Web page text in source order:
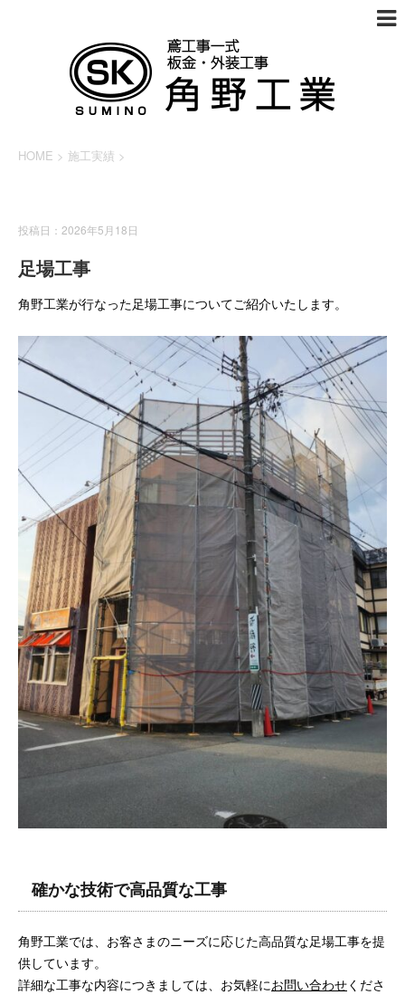
HOME > 施工実績 >
投稿日：2026年5月18日
足場工事
角野工業が行なった足場工事についてご紹介いたします。
確かな技術で高品質な工事
角野工業では、お客さまのニーズに応じた高品質な足場工事を提
供しています。
詳細な工事な内容につきましては、お気軽にお問い合わせくださ